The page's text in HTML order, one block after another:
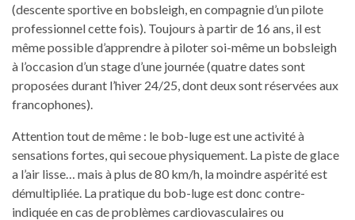
(descente sportive en bobsleigh, en compagnie d’un pilote
professionnel cette fois). Toujours à partir de 16 ans, il est
même possible d’apprendre à piloter soi-même un bobsleigh
à l’occasion d’un stage d’une journée (quatre dates sont
proposées durant l’hiver 24/25, dont deux sont réservées aux
francophones).
Attention tout de même : le bob-luge est une activité à
sensations fortes, qui secoue physiquement. La piste de glace
a l’air lisse… mais à plus de 80 km/h, la moindre aspérité est
démultipliée. La pratique du bob-luge est donc contre-
indiquée en cas de problèmes cardiovasculaires ou